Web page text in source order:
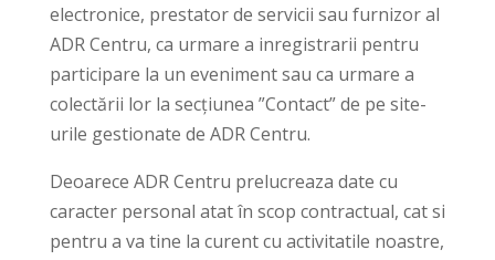
electronice, prestator de servicii sau furnizor al
ADR Centru, ca urmare a inregistrarii pentru
participare la un eveniment sau ca urmare a
colectării lor la secțiunea ”Contact” de pe site-
urile gestionate de ADR Centru.
Deoarece ADR Centru prelucreaza date cu
caracter personal atat în scop contractual, cat si
pentru a va tine la curent cu activitatile noastre,